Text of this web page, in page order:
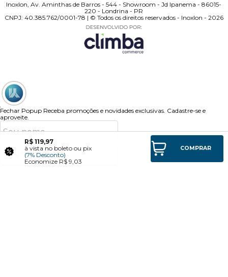
Inoxlon, Av. Aminthas de Barros - 544 - Showroom - Jd Ipanema - 86015-
220 - Londrina - PR
CNPJ: 40.385.762/0001-78 | © Todos os direitos reservados - Inoxlon - 2026
R$ 119,97
à vista no boleto ou pix
(7% Desconto)
Economize R$ 9,03
COMPRAR
Fechar Popup Receba promoções e novidades exclusivas. Cadastre-se e
aproveite.